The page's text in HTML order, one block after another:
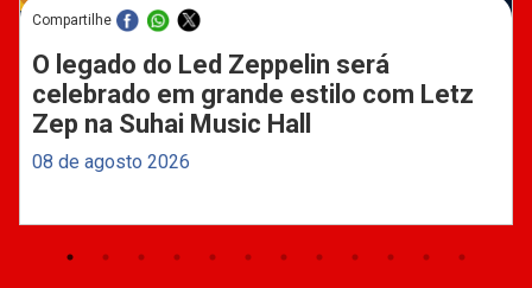
Compartilhe
O legado do Led Zeppelin será
celebrado em grande estilo com Letz
Zep na Suhai Music Hall
08 de agosto 2026